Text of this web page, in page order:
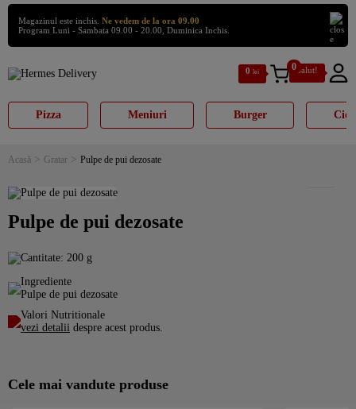
Magazinul este inchis. Ne vedem de la ora 09.00
Program Luni - Sambata 09.00 - 20.00, Duminica Inchis.
S
a
i
a
a
g
r
S
a
i
a
o
i
u
Pizza Meniuri Burger
Salut!
0 lei 0
Acasă > Gratar > Pulpe de pui dezosate
Pulpe de pui dezosate
Cantitate: 200 g
Ingrediente
Pulpe de pui dezosate
Valori Nutritionale
vezi detalii despre acest produs.
Cele mai vandute produse